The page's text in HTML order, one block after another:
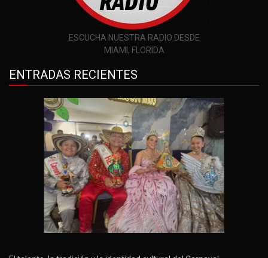
ESCUCHA NUESTRA RADIO DESDE
MIAMI, FLORIDA
ENTRADAS RECIENTES